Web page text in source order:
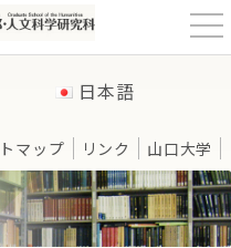
t
o
g
v
i
g
a
t
i
日本語
マップ リンク 山口大学
介：挽肉ノ玉ヤ